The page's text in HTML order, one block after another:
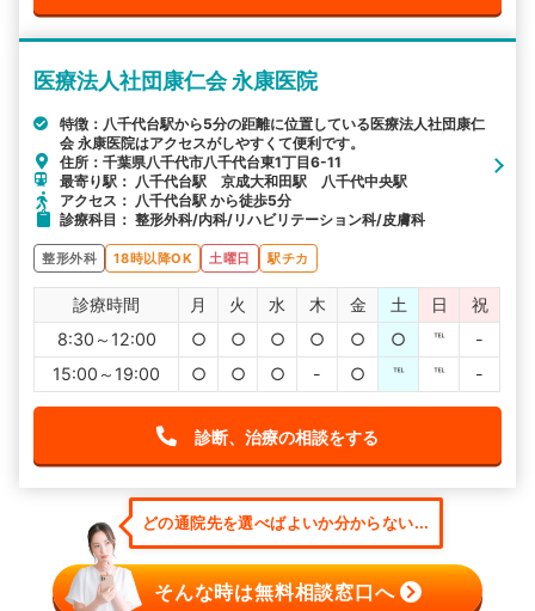
医療法人社団康仁会 永康医院
特徴：八千代台駅から5分の距離に位置している医療法人社団康仁
会 永康医院はアクセスがしやすくて便利です。
住所：千葉県八千代市八千代台東1丁目6-11
最寄り駅： 八千代台駅 京成大和田駅 八千代中央駅
アクセス： 八千代台駅 から徒歩5分
診療科目： 整形外科/内科/リハビリテーション科/皮膚科
整形外科 18時以降OK 土曜日 駅チカ
診療時間 月 火 水 木 金 土 日
祝
8:30～12:00
○ ○ ○ ○ ○ ○ ℡
-
15:00～19:00
○ ○ ○ - ○ ℡ ℡ -
診断、治療の相談をする
どの通院先を選べばよいか分からない...
そんな時は無料相談窓口へ